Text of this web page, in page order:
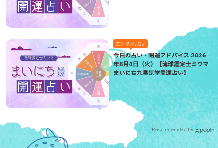
エンタメ,占い
今日の占い・開運アドバイス 2026
年8月4日（火）【琉球鑑定士ミウマ
まいにち九星気学開運占い】
Recommended by